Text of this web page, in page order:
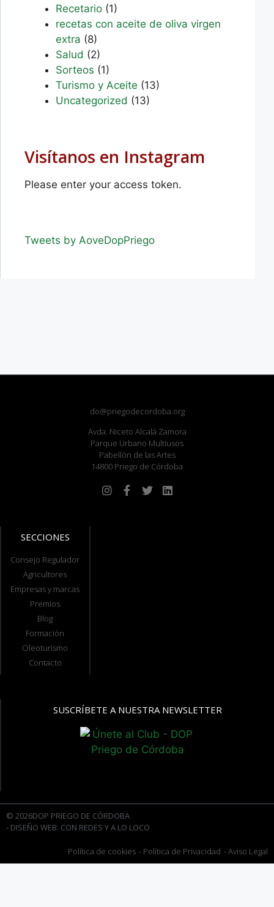
Recetario (1)
recetas con aceite de oliva virgen
extra (8)
Salud (2)
Sorteos (1)
Turismo y Aceite (13)
Uncategorized (13)
Visítanos en Instagram
Please enter your access token.
Tweets by AoveDopPriego
do@priegodecordoba.org
Avda. Niceto Alcalá Zamora
Parque Urbano Multiusos
Pabellón de las Artes
14800 Priego de Córdoba
SECCIONES
Consejo Regulador
Agricultores
Empresas y marcas
Premios
Blog
Formación
Oleoturismo
Contacto
SUSCRÍBETE A NUESTRA NEWSLETTER
© 2026DOP PRIEGO DE CÓRDOBA
- DISEÑO WEB: CON REDES Y A LO LOCO
Política de cookies - Política de Privacidad - Aviso Legal